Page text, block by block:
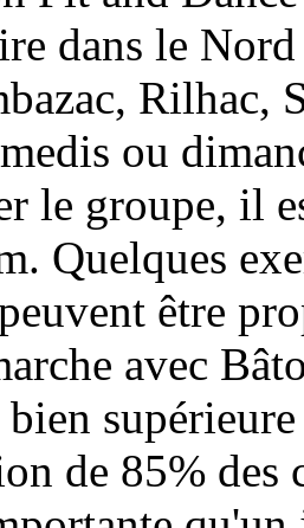
dans le
Rilhac,
ou
le groupe, il
Quelques
être
avec
de 85% des